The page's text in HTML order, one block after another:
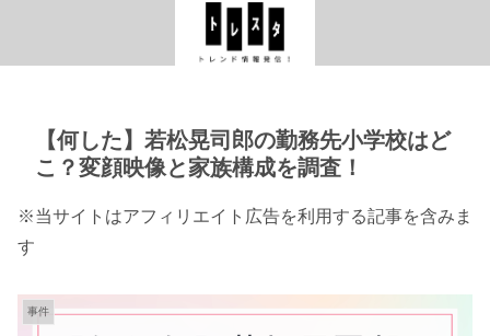
【何した】若松晃司郎の勤務先小学校はど
こ？変顔映像と家族構成を調査！
※当サイトはアフィリエイト広告を利用する記事を含みま
す
事件